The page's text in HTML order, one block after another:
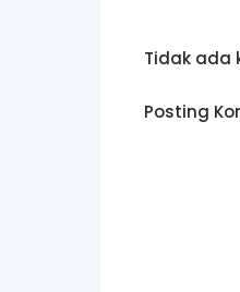
Tidak ada
Posting